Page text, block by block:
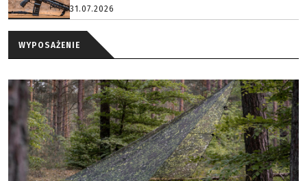
31.07.2026
WYPOSAŻENIE